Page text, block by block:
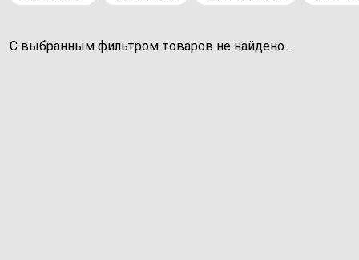
С выбранным фильтром товаров не найдено...